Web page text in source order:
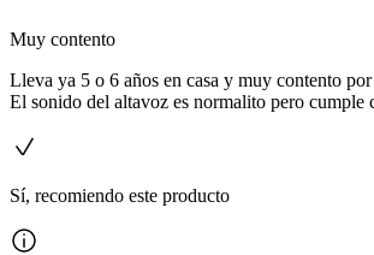
Muy contento
Lleva ya 5 o 6 años en casa y muy contento
El sonido del altavoz es normalito pero cumple
Sí, recomiendo este producto